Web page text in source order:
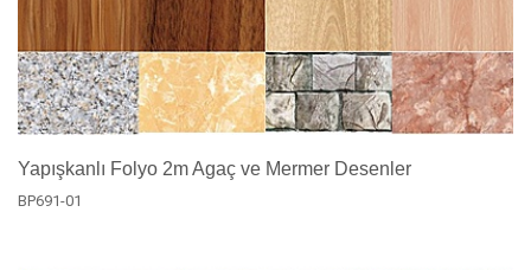
Yapışkanlı Folyo 2m Agaç ve Mermer Desenler
BP691-01